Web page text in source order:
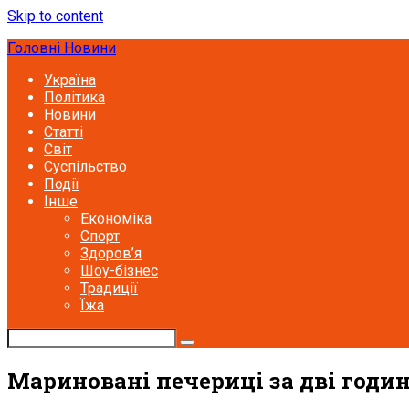
Skip to content
Головні Новини
Україна
Політика
Новини
Статті
Світ
Суспільство
Події
Інше
Економіка
Спорт
Здоров’я
Шоу-бізнес
Традиції
Їжа
Мариновані печериці за дві